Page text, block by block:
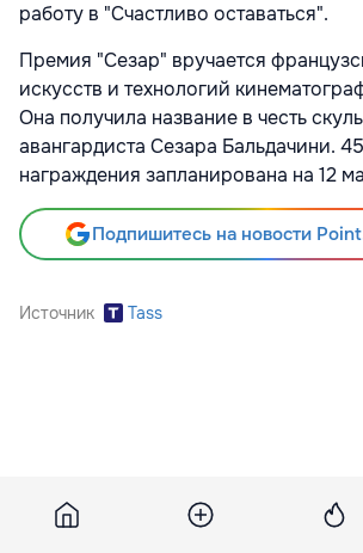
работу в "Счастливо оставаться".
Премия "Сезар" вручается
искусств и технологий
Она получила название в честь
авангардиста Сезара Бальдачини.
награждения запланирована на 12
Подпишитесь на новости
Источник Tass